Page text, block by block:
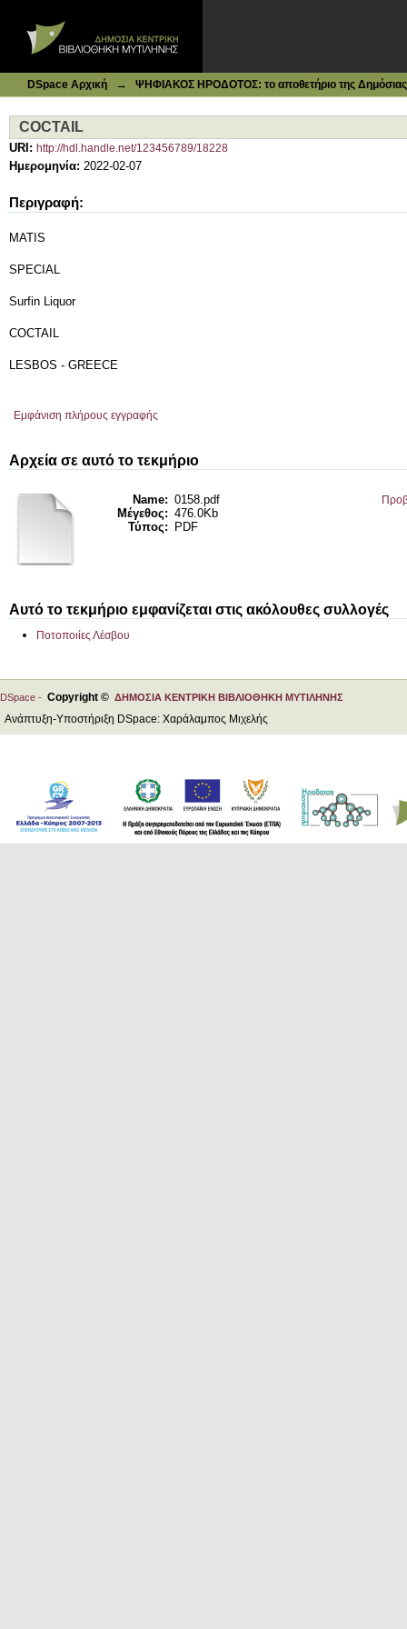
DSpace Αρχική → ΨΗΦΙΑΚΟΣ ΗΡΟΔΟΤΟΣ: το αποθετήριο της Δημόσιας
COCTAIL
URI: http://hdl.handle.net/123456789/18228
Ημερομηνία: 2022-02-07
Περιγραφή:
MATIS
SPECIAL
Surfin Liquor
COCTAIL
LESBOS - GREECE
Εμφάνιση πλήρους εγγραφής
Αρχεία σε αυτό το τεκμήριο
Name: 0158.pdf
Μέγεθος: 476.0Kb
Τύπος:
PDF
Αυτό το τεκμήριο εμφανίζεται στις ακόλουθες συλλογές
Ποτοποιίες Λέσβου
DSpace - Copyright © ΔΗΜΟΣΙΑ ΚΕΝΤΡΙΚΗ ΒΙΒΛΙΟΘΗΚΗ ΜΥΤΙΛΗΝΗΣ
Ανάπτυξη-Υποστήριξη DSpace: Χαράλαμπος Μιχελής